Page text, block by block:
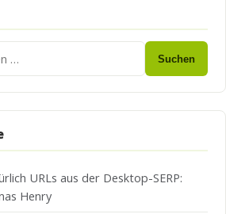
Suchen
URLs aus der Desktop-SERP:
Henry